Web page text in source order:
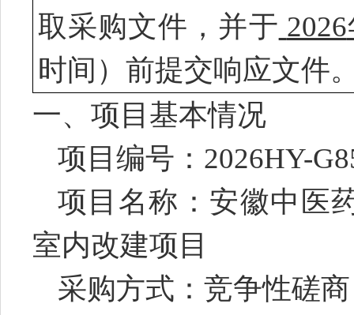
取采购文件，并于 2026
时间）前提交响应文件
一、项目基本情况
项目编号： 2026HY-
项目名称：安徽中医
室内改建项目
采购方式：竞争性磋商